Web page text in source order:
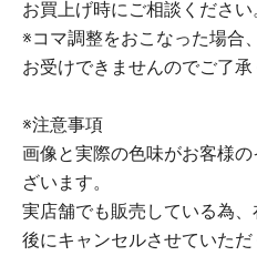
お買上げ時にご相談ください
※コマ調整をおこなった場合
お受けできませんのでご了承
※注意事項
画像と実際の色味がお客様
ざいます。
実店舗でも販売している為
後にキャンセルさせていただ